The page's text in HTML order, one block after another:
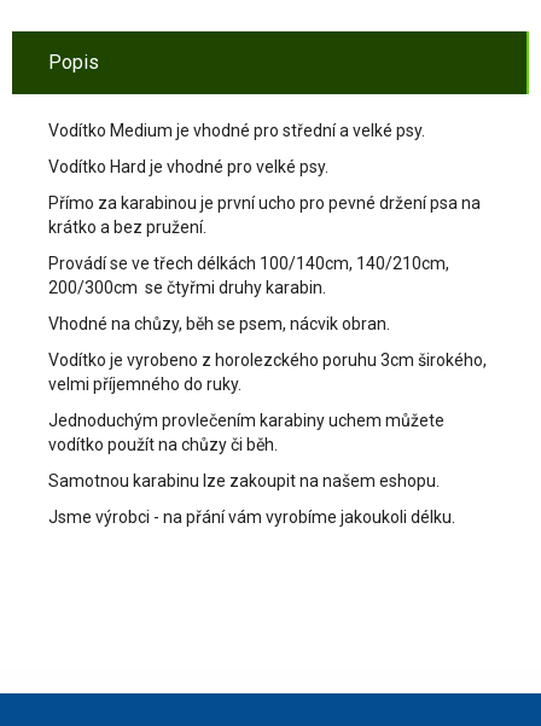
Popis
Vodítko Medium je vhodné pro střední a velké psy.
Vodítko Hard je vhodné pro velké psy.
Přímo za karabinou je první ucho pro pevné držení psa na
krátko a bez pružení.
Provádí se ve třech délkách 100/140cm, 140/210cm,
200/300cm se čtyřmi druhy karabin.
Vhodné na chůzy, běh se psem, nácvik obran.
Vodítko je vyrobeno z horolezckého poruhu 3cm širokého,
velmi příjemného do ruky.
Jednoduchým provlečením karabiny uchem můžete
vodítko použít na chůzy či běh.
Samotnou karabinu lze zakoupit na našem eshopu.
Jsme výrobci - na přání vám vyrobíme jakoukoli délku.